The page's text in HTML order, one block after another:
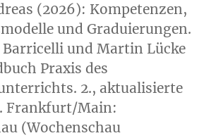
(2026): Kompetenzen,
und Graduierungen.
und Martin Lücke
Praxis des
2., aktualisierte
Frankfurt/Main:
(Wochenschau